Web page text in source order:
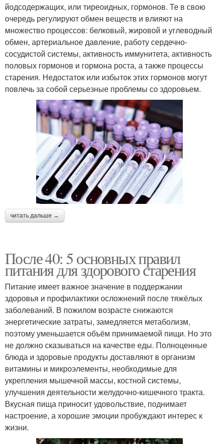
йодсодержащих, или тиреоидных, гормонов. Те в свою
очередь регулируют обмен веществ и влияют на
множество процессов: белковый, жировой и углеводный
обмен, артериальное давление, работу сердечно-
сосудистой системы, активность иммунитета, активность
половых гормонов и гормона роста, а также процессы
старения. Недостаток или избыток этих гормонов могут
повлечь за собой серьезные проблемы со здоровьем.
читать дальше →
После 40: 5 основных правил
питания для здорового старения
Питание имеет важное значение в поддержании
здоровья и профилактики осложнений после тяжёлых
заболеваний. В пожилом возрасте снижаются
энергетические затраты, замедляется метаболизм,
поэтому уменьшается объём принимаемой пищи. Но это
не должно сказываться на качестве еды. Полноценные
блюда и здоровые продукты доставляют в организм
витамины и микроэлементы, необходимые для
укрепления мышечной массы, костной системы,
улучшения деятельности желудочно-кишечного тракта.
Вкусная пища приносит удовольствие, поднимает
настроение, а хорошие эмоции пробуждают интерес к
жизни.